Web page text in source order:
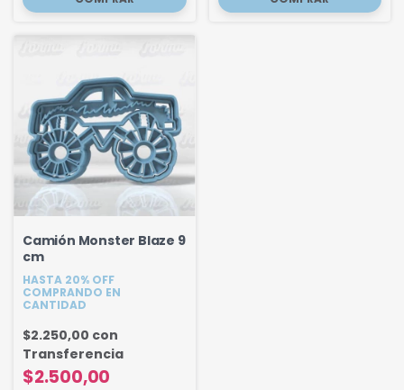
Camión Monster Blaze 9
cm
HASTA 20% OFF
COMPRANDO EN
CANTIDAD
$2.500,00
$2.250,00 con
Transferencia